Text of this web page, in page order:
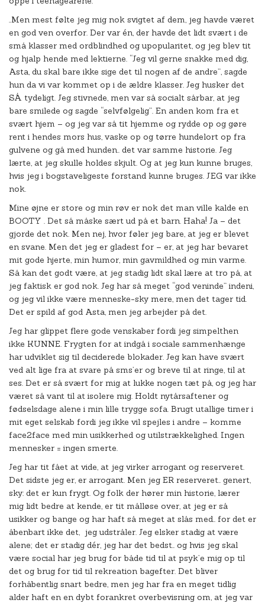
..Men mest følte jeg mig nok svigtet af dem, jeg havde været
en god ven overfor. Der var én, der havde det lidt svært i de
små klasser med ordblindhed og upopularitet, og jeg blev tit
og hjalp hende med lektierne. “Jeg vil gerne snakke med dig,
Asta, du skal bare ikke sige det til nogen af de andre”, sagde
hun da vi var kommet op i de ældre klasser. Jeg husker det
SÅ tydeligt. Jeg stivnede, men var så socialt sårbar, at jeg
bare smilede og sagde “selvfølgelig”. En anden kom fra et
svært hjem – og jeg var så tit hjemme og rydde op og gøre
rent i hendes mors hus, vaske op og tørre hundelort op fra
gulvene og gå med hunden.. det var samme historie. Jeg
lærte, at jeg skulle holdes skjult. Og at jeg kun kunne bruges,
hvis jeg i bogstaveligeste forstand kunne bruges. JEG var ikke
nok.
Mine øjne er store og min røv er nok det man ville kalde en
BOOTY . Det så måske sært ud på et barn. Haha! Ja – det
gjorde det nok. Men nej, hvor føler jeg bare, at jeg er blevet
en svane. Men det jeg er gladest for – er, at jeg har bevaret
mit gode hjerte, min humor, min gavmildhed og min varme.
Så kan det godt være, at jeg stadig lidt skal lære at tro på, at
jeg faktisk er god nok. Jeg har så meget “god veninde” indeni,
og jeg vil ikke være menneske-sky mere, men det tager tid.
Det er spild af god Asta, men jeg arbejder på det.
Jeg har glippet flere gode venskaber fordi jeg simpelthen
ikke KUNNE. Frygten for at indgå i sociale sammenhænge
har udviklet sig til deciderede blokader. Jeg kan have svært
ved alt lige fra at svare på sms’er og breve til at ringe, til at
ses. Det er så svært for mig at lukke nogen tæt på, og jeg har
været så vant til at isolere mig. Holdt nytårsaftener og
fødselsdage alene i min lille trygge sofa. Brugt utallige timer i
mit eget selskab fordi jeg ikke vil spejles i andre – komme
face2face med min usikkerhed og utilstrækkelighed. Ingen
mennesker = ingen smerte.
Jeg har tit fået at vide, at jeg virker arrogant og reserveret.
Det sidste jeg er, er arrogant. Men jeg ER reserveret.. genert,
sky: det er kun frygt. Og folk der hører min historie, lærer
mig lidt bedre at kende, er tit målløse over, at jeg er så
usikker og bange og har haft så meget at slås med.. for det er
åbenbart ikke det, jeg udstråler. Jeg elsker stadig at være
alene; det er stadig dér, jeg har det bedst.. og hvis jeg skal
være social har jeg brug for både tid til at psyk’e mig op til
det og brug for tid til rekreation bagefter. Det bliver
forhåbentlig snart bedre, men jeg har fra en meget tidlig
alder haft en en dybt forankret overbevisning om, at jeg var